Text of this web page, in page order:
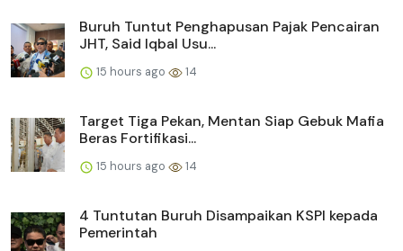
Buruh Tuntut Penghapusan Pajak Pencairan
JHT, Said Iqbal Usu...
15 hours ago 14
Target Tiga Pekan, Mentan Siap Gebuk Mafia
Beras Fortifikasi...
15 hours ago 14
4 Tuntutan Buruh Disampaikan KSPI kepada
Pemerintah